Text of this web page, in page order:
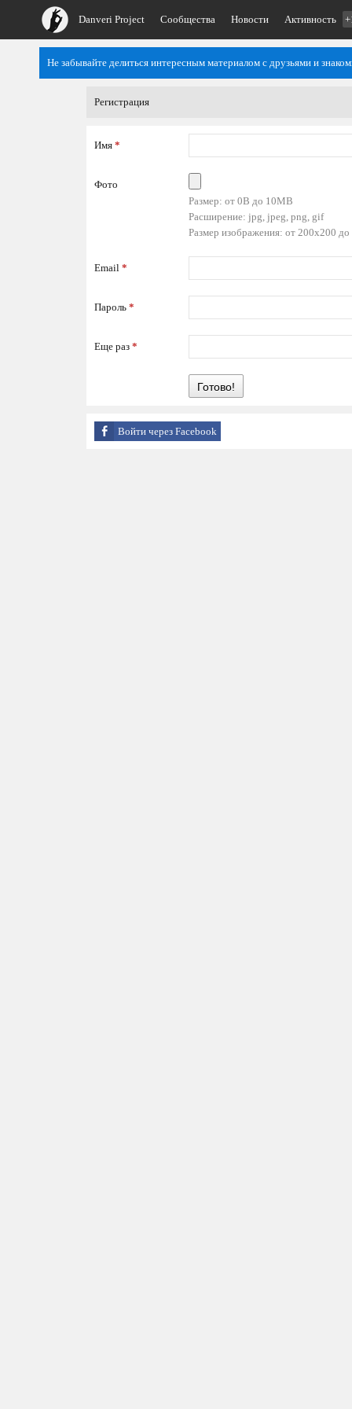
Danveri Project Сообщества Новости Активность
Не забывайте делиться интересным материалом с друзьями и
Регистрация
Имя *
Фото
Размер: от 0B до 10MB
Расширение: jpg, jpeg, png, gif
Размер изображения: от 200x200
Email *
Пароль *
Еще раз *
Готово!
Войти через Facebook